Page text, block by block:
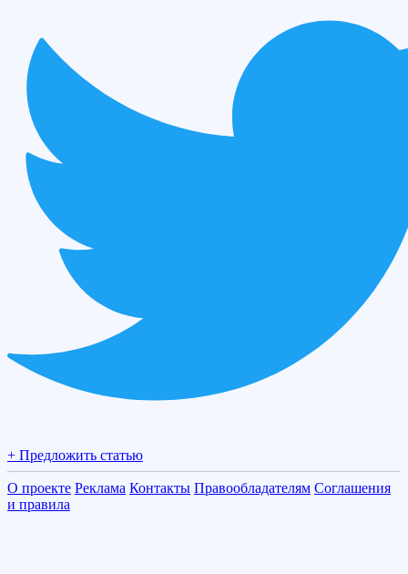
+ Предложить статью
О проекте Реклама Контакты Правообладателям Соглашения
и правила